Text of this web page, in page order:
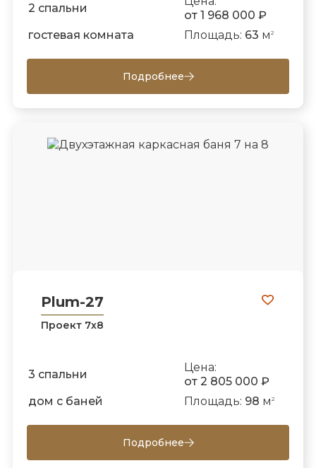
2 спальни
от 1 968 000 ₽
гостевая комната
Площадь: 63 м 2
Подробнее
Plum-27
Проект 7х8
3 спальни
Цена:
от 2 805 000 ₽
дом с баней
Площадь: 98 м 2
Подробнее